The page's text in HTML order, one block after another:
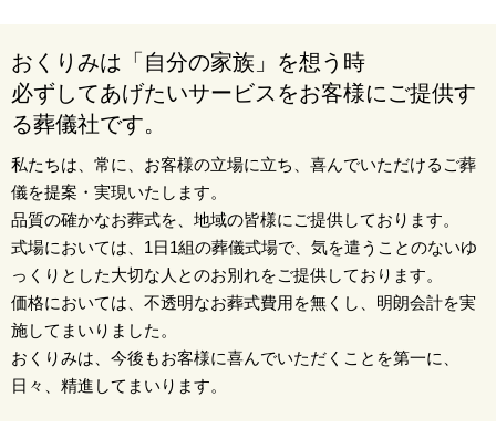
おくりみは「自分の家族」を想う時
必ずしてあげたいサービスをお客様にご提供す
る葬儀社です。
私たちは、常に、お客様の立場に立ち、喜んでいただけるご葬
儀を提案・実現いたします。
品質の確かなお葬式を、地域の皆様にご提供しております。
式場においては、1日1組の葬儀式場で、気を遣うことのないゆ
っくりとした大切な人とのお別れをご提供しております。
価格においては、不透明なお葬式費用を無くし、明朗会計を実
施してまいりました。
おくりみは、今後もお客様に喜んでいただくことを第一に、
日々、精進してまいります。